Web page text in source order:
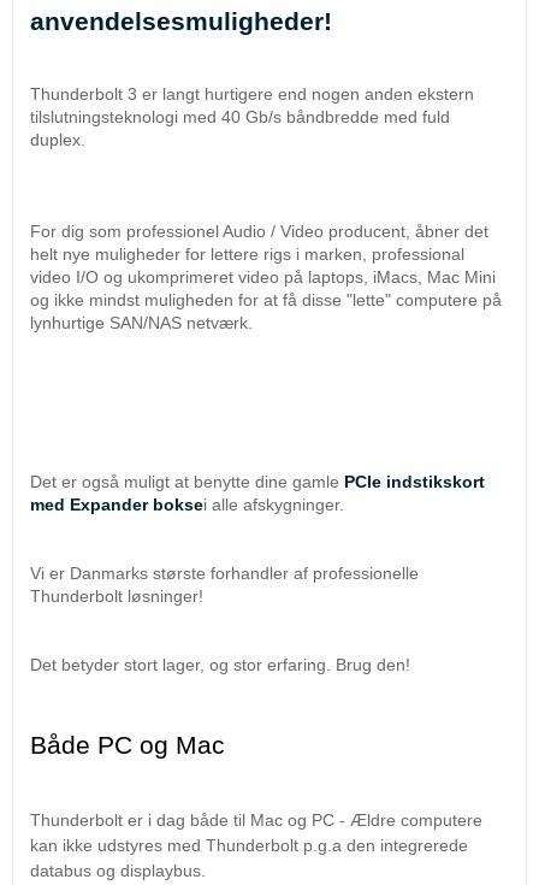
anvendelsesmuligheder!
Thunderbolt 3 er langt hurtigere end nogen anden ekstern
tilslutningsteknologi med 40 Gb/s båndbredde med fuld
duplex.
For dig som professionel Audio / Video producent, åbner det
helt nye muligheder for lettere rigs i marken, professional
video I/O og ukomprimeret video på laptops, iMacs, Mac Mini
og ikke mindst muligheden for at få disse "lette" computere på
lynhurtige SAN/NAS netværk.
Det er også muligt at benytte dine gamle PCIe indstikskort
med Expander boksei alle afskygninger.
Vi er Danmarks største forhandler af professionelle
Thunderbolt løsninger!
Det betyder stort lager, og stor erfaring. Brug den!
Både PC og Mac
Thunderbolt er i dag både til Mac og PC - Ældre computere
kan ikke udstyres med Thunderbolt p.g.a den integrerede
databus og displaybus.